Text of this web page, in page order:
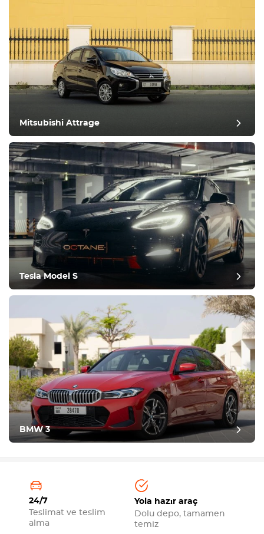
Mitsubishi Attrage
Tesla Model S
BMW 3
24/7
Teslimat ve teslim
alma
Yola hazır araç
Dolu depo, tamamen
temiz